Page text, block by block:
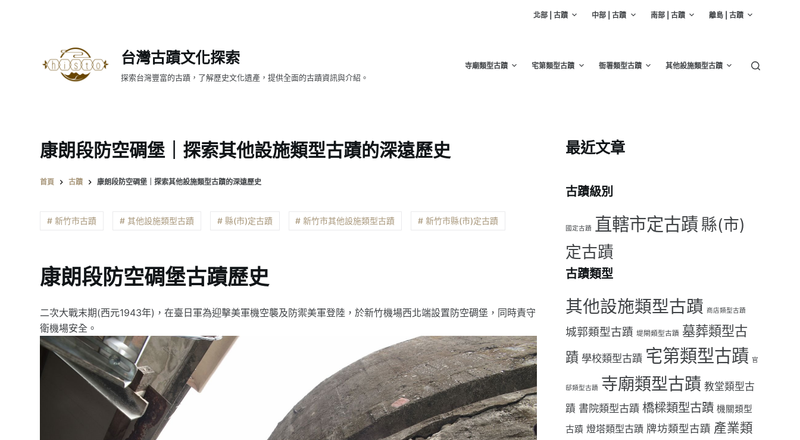
北部 | 古蹟 中部 | 古蹟 南部 | 古蹟 離島 | 古蹟
台灣古蹟文化探索
探索台灣豐富的古蹟，了解歷史文化遺產，提供全面的古蹟資訊與介紹。
寺廟類型古蹟 宅第類型古蹟 衙署類型古蹟 其他設施類型古蹟
康朗段防空碉堡｜探索其他設施類型古蹟的深遠歷史
首頁 古蹟 康朗段防空碉堡｜探索其他設施類型古蹟的深遠歷史
# 新竹市古蹟 # 其他設施類型古蹟 # 縣(市)定古蹟 # 新竹市其他設施類型古蹟 # 新竹市縣(市)定古蹟
康朗段防空碉堡古蹟歷史
二次大戰末期(西元1943年)，在臺日軍為迎擊美軍機空襲及防禦美軍登陸，於新竹機場西北端設置防空碉堡，同時責守
衛機場安全。
最近文章
古蹟級別
國定古蹟 直轄市定古蹟縣(市)
定古蹟
古蹟類型
其他設施類型古蹟 商店類型古蹟
城郭類型古蹟 堤閘類型古蹟 墓葬類型古
蹟 學校類型古蹟 宅第類型古蹟 官
邸類型古蹟 寺廟類型古蹟 教堂類型古
蹟 書院類型古蹟 橋樑類型古蹟 機關類型
古蹟 燈塔類型古蹟 牌坊類型古蹟 產業類